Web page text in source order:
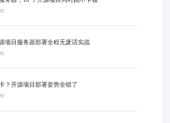
项目服务器部署全程无废话实战
？开源项目部署姿势全错了